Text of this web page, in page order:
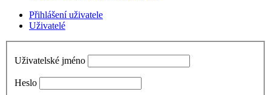
Přihlášení uživatele
Uživatelé
Uživatelské jméno
Heslo